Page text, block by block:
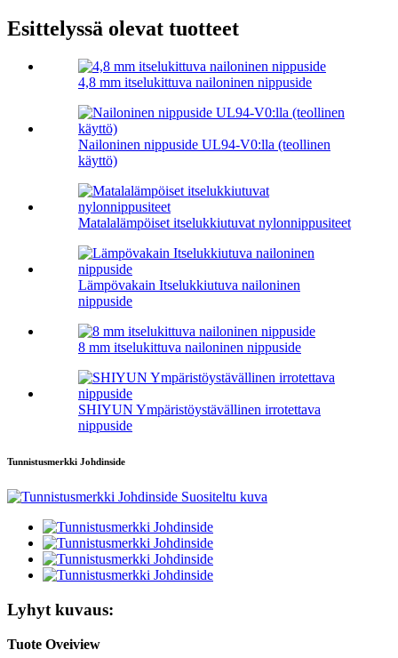
Esittelyssä olevat tuotteet
4,8 mm itselukittuva nailoninen nippuside
Nailoninen nippuside UL94-V0:lla (teollinen
käyttö)
Matalalämpöiset itselukkiutuvat nylonnippusiteet
Lämpövakain Itselukkiutuva nailoninen
nippuside
8 mm itselukittuva nailoninen nippuside
SHIYUN Ympäristöystävällinen irrotettava
nippuside
Tunnistusmerkki Johdinside
Lyhyt kuvaus:
Tuote Oveiview